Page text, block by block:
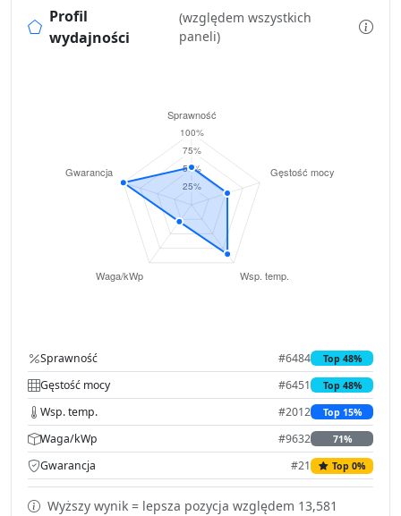
Profil
wydajności
(względem wszystkich
paneli)
Sprawność #6484 Top 48%
Gęstość mocy #6451 Top 48%
Wsp. temp. #2012 Top 15%
Waga/kWp #9632 71%
Gwarancja #21 Top 0%
Wyższy wynik = lepsza pozycja względem 13,581